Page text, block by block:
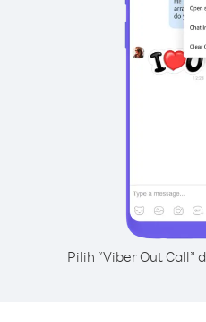
Pilih “Viber Out Call”